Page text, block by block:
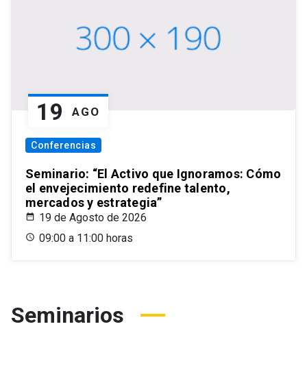
19 AGO
Conferencias
Seminario: “El Activo que Ignoramos: Cómo
el envejecimiento redefine talento,
mercados y estrategia”
19 de Agosto de 2026
09:00 a 11:00 horas
Seminarios